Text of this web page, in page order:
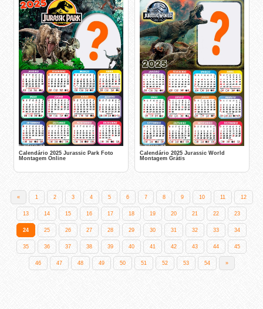
Calendário 2025 Jurassic Park Foto
Montagem Online
Calendário 2025 Jurassic World
Montagem Grátis
« 1 2 3 4 5 6 7 8 9 10 11 12
13 14 15 16 17 18 19 20 21 22 23
24 25 26 27 28 29 30 31 32 33 34
35 36 37 38 39 40 41 42 43 44 45
46 47 48 49 50 51 52 53 54 »